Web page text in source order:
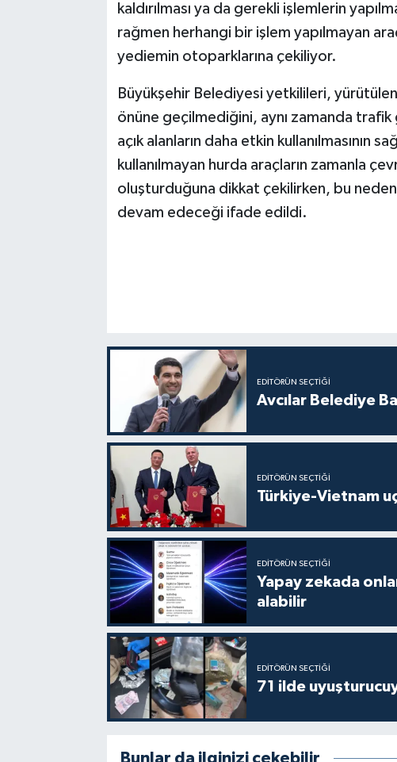
kaldırılması ya da gerekli işlemlerin
rağmen herhangi bir işlem yapılmayan
yediemin otoparklarına çekiliyor.
Büyükşehir Belediyesi yetkilileri,
önüne geçilmediğini, aynı zamanda
açık alanların daha etkin kullanılmasının
kullanılmayan hurda araçların zamanla
oluşturduğuna dikkat çekilirken, bu
devam edeceği ifade edildi.
EDITÖRÜN SEÇTIĞI
Avcılar Belediye
EDITÖRÜN SEÇTIĞI
Türkiye-Vietnam
EDITÖRÜN SEÇTIĞI
Yapay zekada
alabilir
EDITÖRÜN SEÇTIĞI
71 ilde